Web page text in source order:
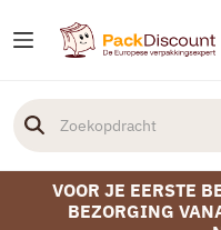
VOOR JE EERSTE
BEZORGING